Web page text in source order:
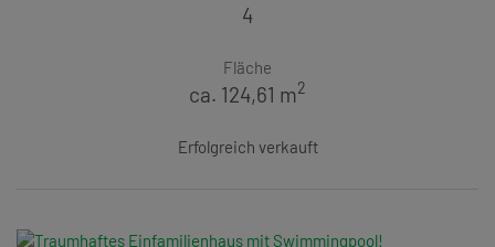
4
Fläche
ca. 124,61 m2
Erfolgreich verkauft